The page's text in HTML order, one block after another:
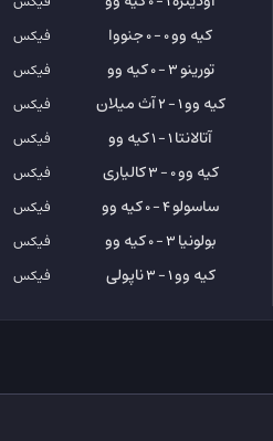
کیه وو0 - 0 جنووا فیکس
تورینو3 - 0 کیه وو فیکس
کیه وو1 - 2 آث میلان فیکس
آتالانتا1 - 1 کیه وو فیکس
کیه وو0 - 3 کالیاری فیکس
ساسولو4 - 0 کیه وو فیکس
بولونیا3 - 0 کیه وو فیکس
کیه وو1 - 3 ناپولی فیکس